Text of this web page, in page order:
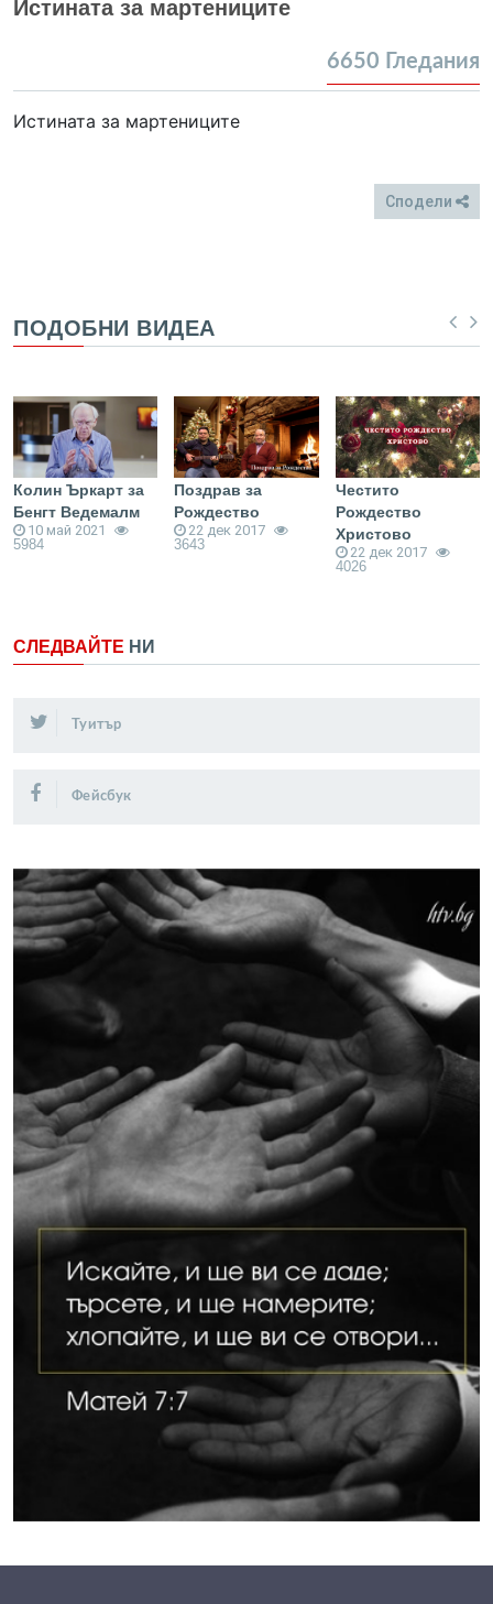
Истината за мартениците
6650 Гледания
Истината за мартениците
Сподели
ПОДОБНИ ВИДЕА
Колин Ъркарт за
Бенгт Ведемалм
10 май 2021
5984
Поздрав за
Рождество
22 дек 2017
3643
Честито
Рождество
Христово
22 дек 2017
4026
СЛЕДВАЙТЕ НИ
Туитър
Фейсбук